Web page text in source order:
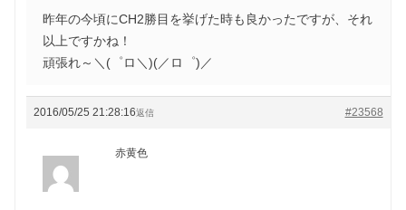
昨年の今頃にCH2勝目を挙げた時も良かったですが、それ
以上ですかね！
頑張れ～＼(゜ロ＼)(／ロ゜)／
2016/05/25 21:28:16 #23568
返信
赤黄色